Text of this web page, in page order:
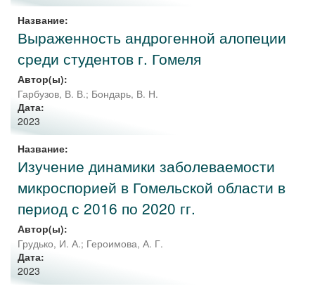
Название:
Выраженность андрогенной алопеции
среди студентов г. Гомеля
Автор(ы):
Гарбузов, В. В.; Бондарь, В. Н.
Дата:
2023
Название:
Изучение динамики заболеваемости
микроспорией в Гомельской области в
период с 2016 по 2020 гг.
Автор(ы):
Грудько, И. А.; Героимова, А. Г.
Дата:
2023